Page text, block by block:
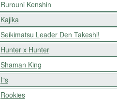
Rurouni Kenshin
Kajika
Seikimatsu Leader Den Takeshi!
Hunter x Hunter
Shaman King
I"s
Rookies